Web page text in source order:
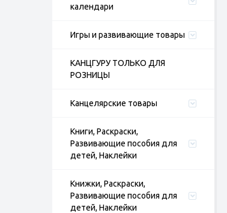
календари
Игры и развивающие товары
КАНЦГУРУ ТОЛЬКО ДЛЯ
РОЗНИЦЫ
Канцелярские товары
Книги, Раскраски,
Развивающие пособия для
детей, Наклейки
Книжки, Раскраски,
Развивающие пособия для
детей, Наклейки